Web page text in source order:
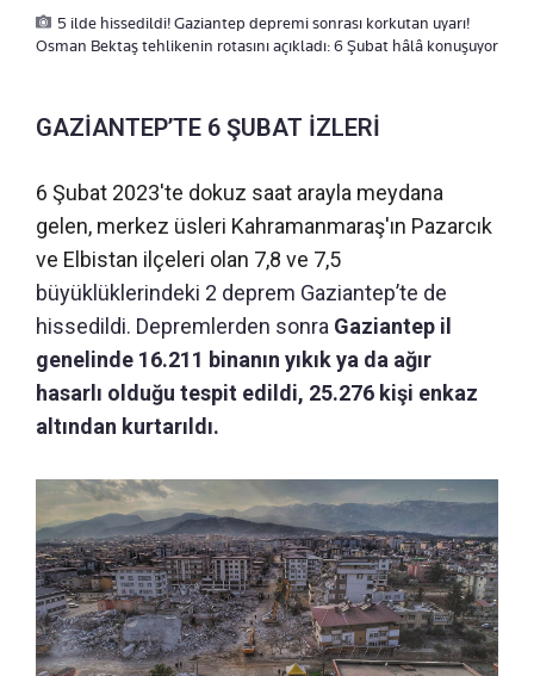
5 ilde hissedildi! Gaziantep depremi sonrası korkutan uyarı!
Osman Bektaş tehlikenin rotasını açıkladı: 6 Şubat hâlâ konuşuyor
GAZİANTEP’TE 6 ŞUBAT İZLERİ
6 Şubat 2023'te dokuz saat arayla meydana
gelen, merkez üsleri Kahramanmaraş'ın Pazarcık
ve Elbistan ilçeleri olan 7,8 ve 7,5
büyüklüklerindeki 2 deprem Gaziantep’te de
hissedildi. Depremlerden sonra Gaziantep il
genelinde 16.211 binanın yıkık ya da ağır
hasarlı olduğu tespit edildi, 25.276 kişi enkaz
altından kurtarıldı.